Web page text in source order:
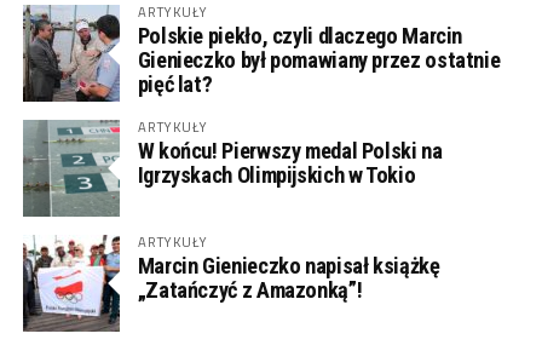
ARTYKUŁY
Polskie piekło, czyli dlaczego Marcin
Gienieczko był pomawiany przez ostatnie
pięć lat?
ARTYKUŁY
W końcu! Pierwszy medal Polski na
Igrzyskach Olimpijskich w Tokio
ARTYKUŁY
Marcin Gienieczko napisał książkę
„Zatańczyć z Amazonką”!